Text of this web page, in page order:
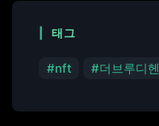
태그
nft 더브루디헨